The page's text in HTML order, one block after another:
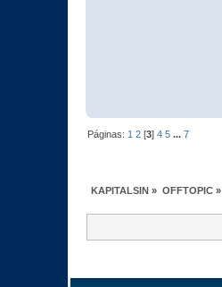
Páginas: 1 2 [3]4 5 ...7
KAPITALSIN » OFFTOPIC»